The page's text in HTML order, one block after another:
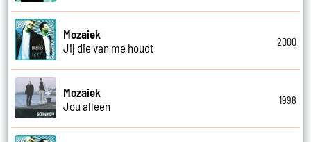
Mozaiek
Jij die van me houdt
2000
Mozaiek
Jou alleen
1998